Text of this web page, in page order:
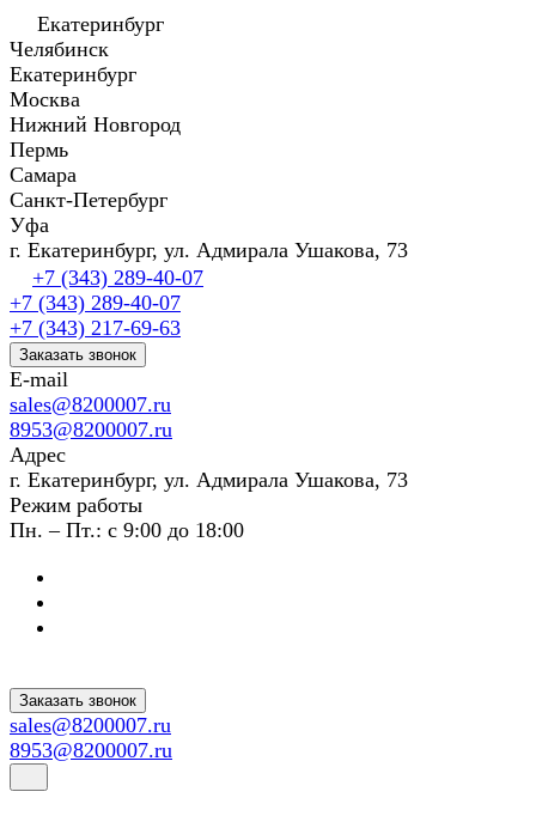
Екатеринбург
Челябинск
Екатеринбург
Москва
Нижний Новгород
Пермь
Самара
Санкт-Петербург
Уфа
г. Екатеринбург, ул. Адмирала Ушакова, 73
+7 (343) 289-40-07
+7 (343) 289-40-07
+7 (343) 217-69-63
Заказать звонок
E-mail
sales@8200007.ru
8953@8200007.ru
Адрес
г. Екатеринбург, ул. Адмирала Ушакова, 73
Режим работы
Пн. – Пт.: с 9:00 до 18:00
Заказать звонок
sales@8200007.ru
8953@8200007.ru